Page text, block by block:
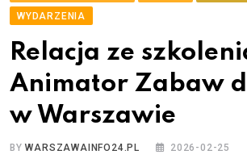
WYDARZENIA
Relacja ze
Animator Zabaw
w Warszawie
BYWARSZAWAINFO24.PL 2026-02-25